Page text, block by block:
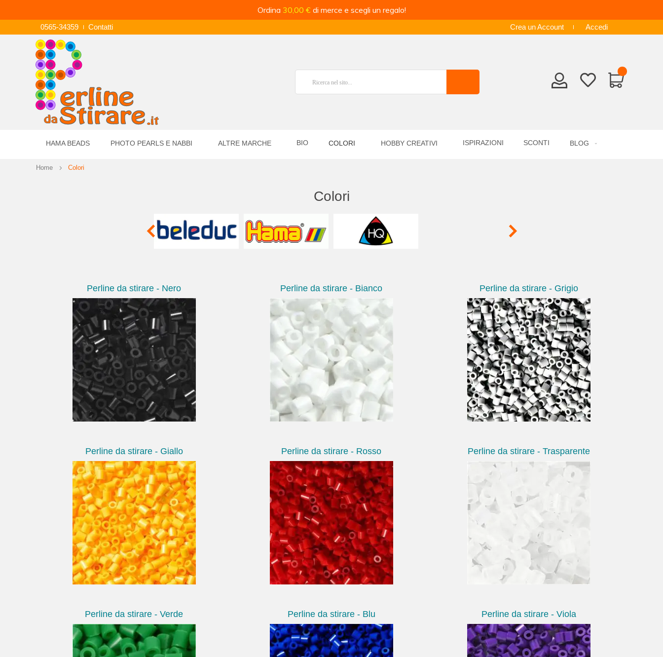
Ordina 30,00 € di merce e scegli un regalo!
0565-34359 Contatti Crea un Account Accedi
HAMA BEADS PHOTO PEARLS E NABBI ALTRE MARCHE BIO COLORI HOBBY CREATIVI ISPIRAZIONI SCONTI BLOG
Home Colori
Colori
Perline da stirare - Nero Perline da stirare - Bianco Perline da stirare - Grigio
Perline da stirare - Giallo Perline da stirare - Rosso Perline da stirare - Trasparente
Perline da stirare - Verde Perline da stirare - Blu Perline da stirare - Viola